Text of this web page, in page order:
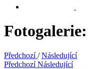
Předchozí / Následující
Předchozí Následující